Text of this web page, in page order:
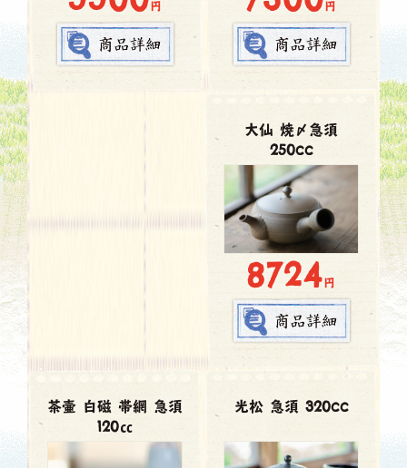
円 円
大仙 焼〆急須
250cc
8724円
茶壷 白磁 帯網 急須
120㏄
光松 急須 320cc